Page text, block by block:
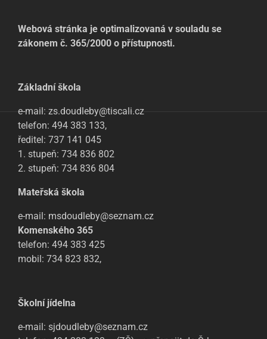
Webová stránka je optimalizovaná v souladu se
zákonem č. 365/2000 o přístupnosti.
Základní škola
e-mail: zs.doudleby@tiscali.cz
telefon: 494 383 133,
ředitel: 737 141 045
1. stupeň: 734 836 802
2. stupeň: 734 836 804
Mateřská škola
e-mail: msdoudleby@seznam.cz
Komenského 365
telefon: 494 383 425
mobil: 734 823 832,
Školní jídelna
e-mail: sjdoudleby@seznam.cz